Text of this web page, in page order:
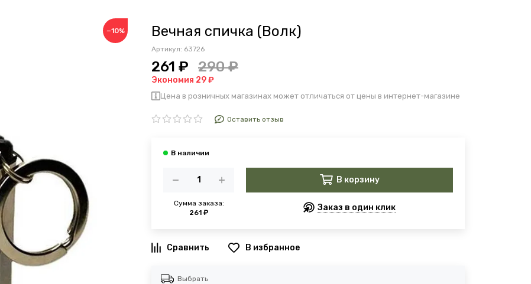
−10% Вечная спичка (Волк)
Артикул: 63726
261 ₽ 290 ₽
Экономия 29 ₽
Цена в розничных магазинах может отличаться от цены в интернет-магазине
Оставить отзыв
Сумма заказа:
261 ₽
В корзину
Заказ в один клик
В избранное
Выбрать